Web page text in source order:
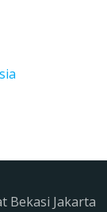
Bekasi Jakarta